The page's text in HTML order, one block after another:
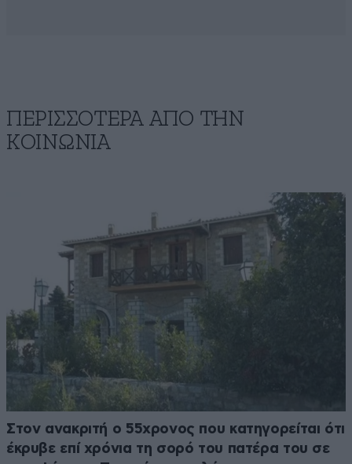
ΠΕΡΙΣΣΟΤΕΡΑ ΑΠΟ ΤΗΝ
ΚΟΙΝΩΝΙΑ
Στον ανακριτή ο 55χρονος που κατηγορείται ότι
έκρυβε επί χρόνια τη σορό του πατέρα του σε